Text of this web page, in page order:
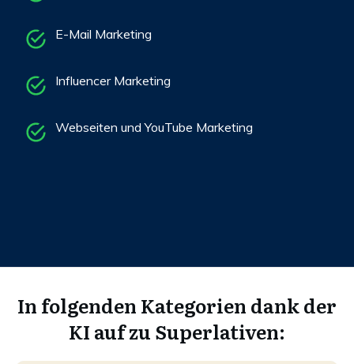
E-Mail Marketing
Influencer Marketing
Webseiten und YouTube Marketing
In folgenden Kategorien dank der
KI auf zu Superlativen: